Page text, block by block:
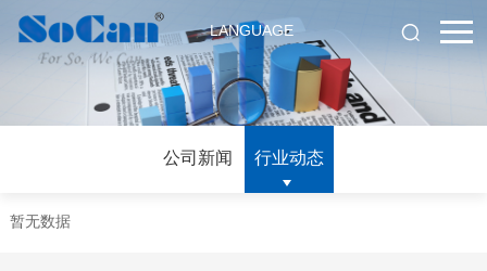
LANGUAGE
公司新闻 行业动态
暂无数据